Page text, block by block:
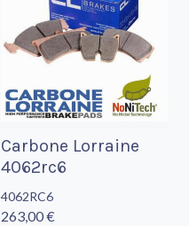
Carbone Lorraine
4062rc6
4062RC6
263,00 €